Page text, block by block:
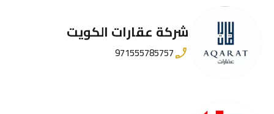
شركة عقارات الكويت
971555785757